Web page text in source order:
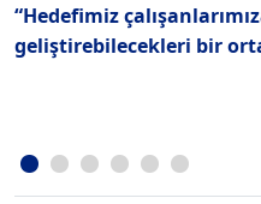
“Hedefimiz
geliştirebilecekleri bir